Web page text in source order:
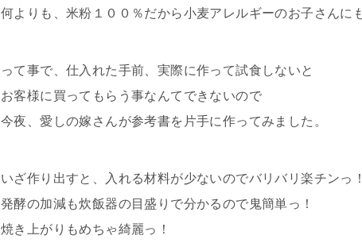
何よりも、米粉１００％だから小麦アレルギーのお子さん
って事で、仕入れた手前、実際に作って試食しないと
お客様に買ってもらう事なんてできないので
今夜、愛しの嫁さんが参考書を片手に作ってみました。
いざ作り出すと、入れる材料が少ないのでバリバリ楽チンっ！
発酵の加減も炊飯器の目盛りで分かるので鬼簡単っ！
焼き上がりもめちゃ綺麗っ！